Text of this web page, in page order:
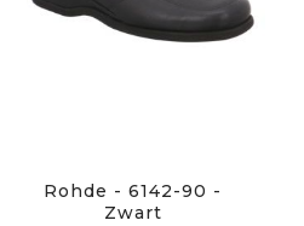
Rohde - 6142-90 -
Zwart